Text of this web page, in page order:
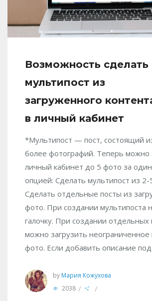
Возможность сделать
мультипост из
загруженного
в личный кабинет
*Мультипост — пост, состоящий
более фотографий. Теперь можно
личный кабинет до 5 фото за
опцией: Сделать мультипост из 2-
Сделать отдельные посты из
фото. При создании мультипоста
галочку. При создании
можно загрузить неограниченное
фото. Если добавить описание
by Мария Кожухова
2038 / /